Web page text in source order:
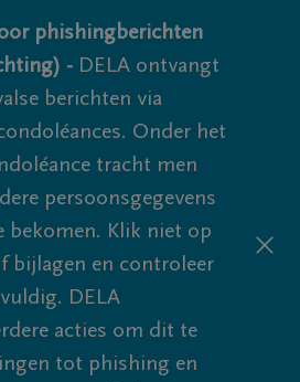
phishingberichten
- DELA ontvangt
berichten via
Onder het
tracht men
persoonsgegevens
bekomen. Klik niet op
bijlagen en controleer
DELA
acties om dit te
tot phishing en